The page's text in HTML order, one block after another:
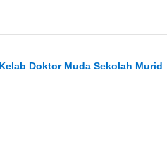
Doktor Muda Sekolah Murid